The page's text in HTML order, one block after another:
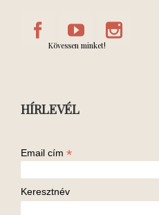
Kövessen minket!
HÍRLEVÉL
Email cím *
Keresztnév